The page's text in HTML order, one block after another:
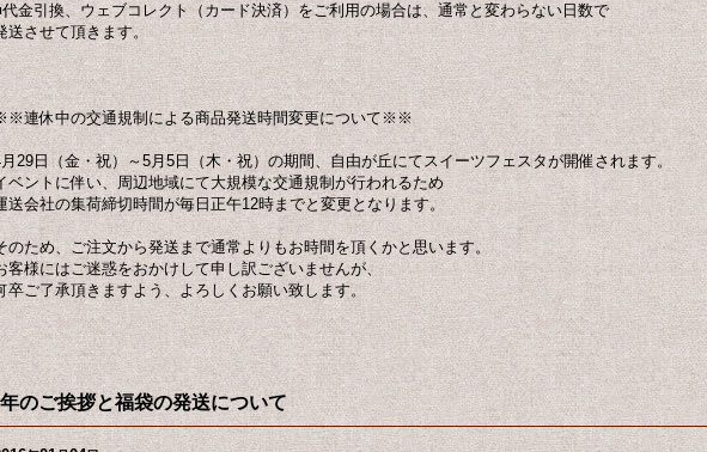
金引換、ウェブコレクト（カード決済）をご利用の場合は、通常と変わらない日数で
送させて頂きます。
連休中の交通規制による商品発送時間変更について※※
29日（金・祝）～5月5日（木・祝）の期間、自由が丘にてスイーツフェスタが開催されます。
ベントに伴い、周辺地域にて大規模な交通規制が行われるため
送会社の集荷締切時間が毎日正午12時までと変更となります。
のため、ご注文から発送まで通常よりもお時間を頂くかと思います。
客様にはご迷惑をおかけして申し訳ございませんが、
卒ご了承頂きますよう、よろしくお願い致します。
のご挨拶と福袋の発送について